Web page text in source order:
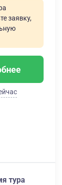
заявку,
тура